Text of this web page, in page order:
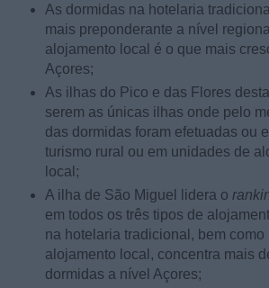
As dormidas na hotelaria
mais preponderante a nível
alojamento local é o que mais
Açores;
As ilhas do Pico e das Flores
serem as únicas ilhas onde pelo
das dormidas foram efetuadas ou
turismo rural ou em unidades de
local;
A ilha de São Miguel lidera o
em todos os três tipos de
na hotelaria tradicional, bem como
alojamento local, concentra mais
dormidas a nível Açores;